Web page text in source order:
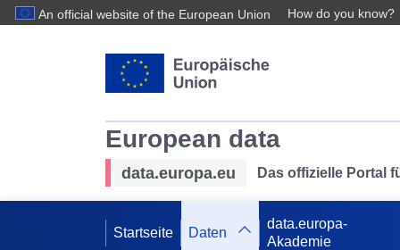
An official website of the European Union How do you know?
European data
data.europa.eu Das offizielle Portal
Startseite Daten
data.europa-
Akademie